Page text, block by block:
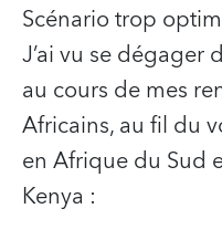
Scénario trop
J’ai vu se dégager
au cours de mes
Africains, au fil du
en Afrique du Sud
Kenya :